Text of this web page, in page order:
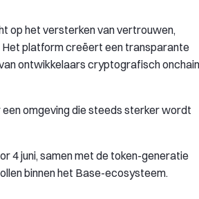
op het versterken van vertrouwen,
platform creëert een transparante
ontwikkelaars cryptografisch onchain
omgeving die steeds sterker wordt
4 juni, samen met de token-generatie
binnen het Base-ecosysteem.